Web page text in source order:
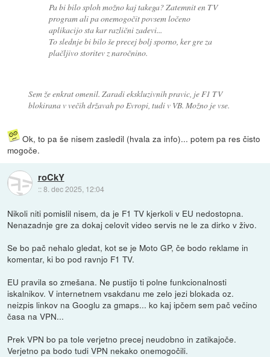
Pa bi bilo sploh možno kaj takega? Zatemnit en TV
program ali pa onemogočit povsem ločeno
aplikacijo sta kar različni zadevi...
To slednje bi bilo še precej bolj sporno, ker gre za
plačljivo storitev z naročnino.
Sem že enkrat omenil. Zaradi ekskluzivnih pravic, je F1 TV
blokirana v večih državah po Evropi, tudi v VB. Možno je vse.
Ok, to pa še nisem zasledil (hvala za info)... potem pa res čisto
mogoče.
roCkY
::8. dec 2025, 12:04
Nikoli niti pomislil nisem, da je F1 TV kjerkoli v EU nedostopna.
Nenazadnje gre za dokaj celovit video servis ne le za dirko v živo.
Se bo pač nehalo gledat, kot se je Moto GP, če bodo reklame in
komentar, ki bo pod ravnjo F1 TV.
EU pravila so zmešana. Ne pustijo ti polne funkcionalnosti
iskalnikov. V internetnem vsakdanu me zelo jezi blokada oz.
neizpis linkov na Googlu za gmaps... ko kaj ipčem sem pač večino
časa na VPN...
Prek VPN bo pa tole verjetno precej neudobno in zatikajoče.
Verjetno pa bodo tudi VPN nekako onemogočili.